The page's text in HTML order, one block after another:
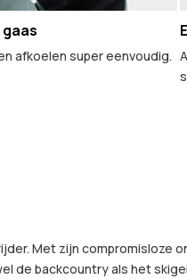
afkoelen super eenvoudig.
Met zijn
de backcountry als het